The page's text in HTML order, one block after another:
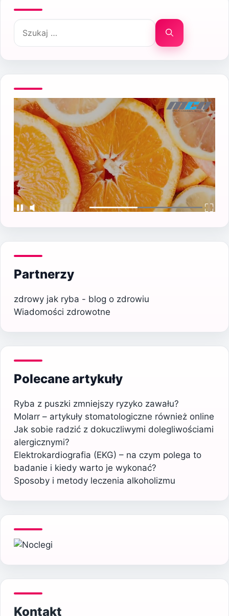
Szukaj:
Partnerzy
zdrowy jak ryba - blog o zdrowiu
Wiadomości zdrowotne
Polecane artykuły
Ryba z puszki zmniejszy ryzyko zawału?
Molarr – artykuły stomatologiczne również online
Jak sobie radzić z dokuczliwymi dolegliwościami
alergicznymi?
Elektrokardiografia (EKG) – na czym polega to
badanie i kiedy warto je wykonać?
Sposoby i metody leczenia alkoholizmu
Kontakt